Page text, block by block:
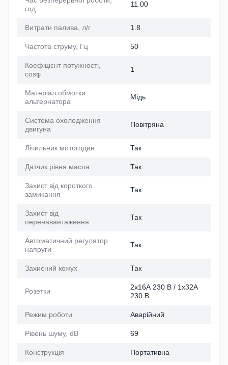
год.
11.00
Витрати палива, л/г 1.8
Частота струму, Гц 50
Коефіцієнт потужності,
cosφ
1
Матеріал обмотки
альтернатора
Мідь
Система охолодження
двигуна
Повітряна
Лічильник мотогодин Так
Датчик рівня масла Так
Захист від короткого
замикання
Так
Захист від
перенавантаження
Так
Автоматичний регулятор
напруги
Так
Захисний кожух Так
Розетки
2х16А 230 В / 1х32А
230 В
Режим роботи Аварійний
Рівень шуму, dB 69
Конструкція Портативна